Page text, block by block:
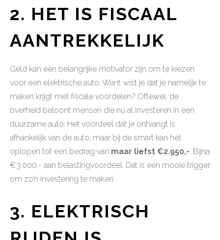
2. HET IS FISCAAL
AANTREKKELIJK
Geld kan een belangrijke motivator zijn om te kiezen
voor een elektrische auto. Want wist je dat je namelijk te
maken krijgt met fiscale voordelen? Oftewel: de
overheid beloont mensen die nu al investeren in een
duurzame auto. Het voordeel dat je ontvangt is
afhankelijk van de auto, maar bij de smart kan het
oplopen tot een bedrag van maar liefst €2.950,-. Bijna
€3.000,- aan belastingvoordeel. Dat is een mooie trigger
om zo’n investering te maken.
3. ELEKTRISCH